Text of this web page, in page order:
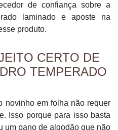
de confiança sobre a
laminado e aposte na
produto.
CERTO DE
TEMPERADO
novinho em folha não requer
Isso porque para isso basta
um pano de algodão que não